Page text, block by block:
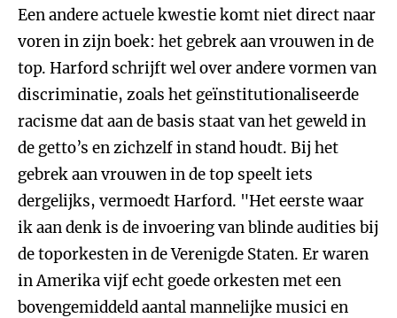
Een andere actuele kwestie komt niet direct naar
voren in zijn boek: het gebrek aan vrouwen in de
top. Harford schrijft wel over andere vormen van
discriminatie, zoals het geïnstitutionaliseerde
racisme dat aan de basis staat van het geweld in
de getto’s en zichzelf in stand houdt. Bij het
gebrek aan vrouwen in de top speelt iets
dergelijks, vermoedt Harford. "Het eerste waar
ik aan denk is de invoering van blinde audities bij
de toporkesten in de Verenigde Staten. Er waren
in Amerika vijf echt goede orkesten met een
bovengemiddeld aantal mannelijke musici en